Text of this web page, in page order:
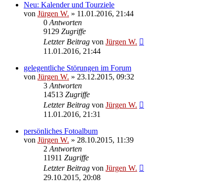
Neu: Kalender und Tourziele
von Jürgen W. » 11.01.2016, 21:44
0 Antworten
9129 Zugriffe
Letzter Beitrag von Jürgen W.
11.01.2016, 21:44
gelegentliche Störungen im Forum
von Jürgen W. » 23.12.2015, 09:32
3 Antworten
14513 Zugriffe
Letzter Beitrag von Jürgen W.
11.01.2016, 21:31
persönliches Fotoalbum
von Jürgen W. » 28.10.2015, 11:39
2 Antworten
11911 Zugriffe
Letzter Beitrag von Jürgen W.
29.10.2015, 20:08